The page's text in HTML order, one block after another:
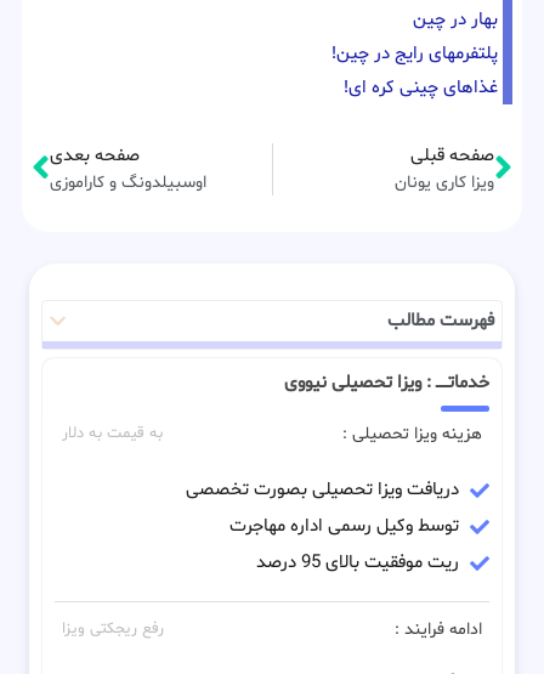
بهار در چین
پلتفرمهای رایج در چین!
غذاهای چینی کره ای!
صفحه قبلی
ویزا کاری یونان
صفحه بعدی
اوسبیلدونگ و کاراموزی
فهرست مطالب
خدماتـــــ : ویزا تحصیلی نیووی
هزینه ویزا تحصیلی : به قیمت به دلار
دریافت ویزا تحصیلی بصورت تخصصی
توسط وکیل رسمی اداره مهاجرت
ریت موفقیت بالای 95 درصد
ادامه فرایند : رفع ریجکتی ویزا